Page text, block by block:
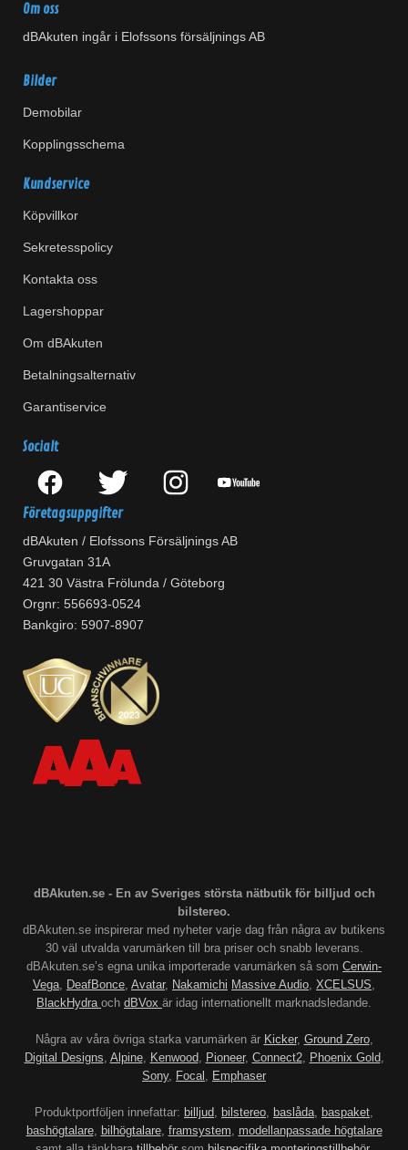
Om oss
dBAkuten ingår i Elofssons försäljnings AB
Bilder
Demobilar
Kopplingsschema
Kundservice
Köpvillkor
Sekretesspolicy
Kontakta oss
Lagershoppar
Om dBAkuten
Betalningsalternativ
Garantiservice
Socialt
Företagsuppgifter
dBAkuten / Elofssons Försäljnings AB
Gruvgatan 31A
421 30 Västra Frölunda / Göteborg
Orgnr: 556693-0524
Bankgiro: 5907-8907
dBAkuten.se - En av Sveriges största nätbutik för billjud och
bilstereo.
dBAkuten.se inspirerar med nyheter varje dag från några av butikens
30 väl utvalda varumärken till bra priser och snabb leverans.
dBAkuten.se’s egna unika importerade varumärken så som Cerwin-
Vega, DeafBonce, Avatar, Nakamichi Massive Audio, XCELSUS,
BlackHydra och dBVox är idag internationellt marknadsledande.
Några av våra övriga starka varumärken är Kicker, Ground Zero,
Digital Designs, Alpine, Kenwood, Pioneer, Connect2, Phoenix Gold,
Sony, Focal , Emphaser
Produktportföljen innefattar: billjud, bilstereo, baslåda, baspaket,
bashögtalare, bilhögtalare, framsystem, modellanpassade högtalare